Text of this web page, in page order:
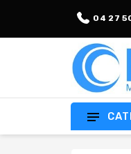
04 27